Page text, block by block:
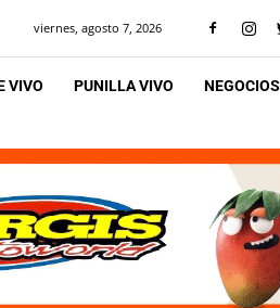
viernes, agosto 7, 2026
VIVO PUNILLA VIVO NEGOCIOS